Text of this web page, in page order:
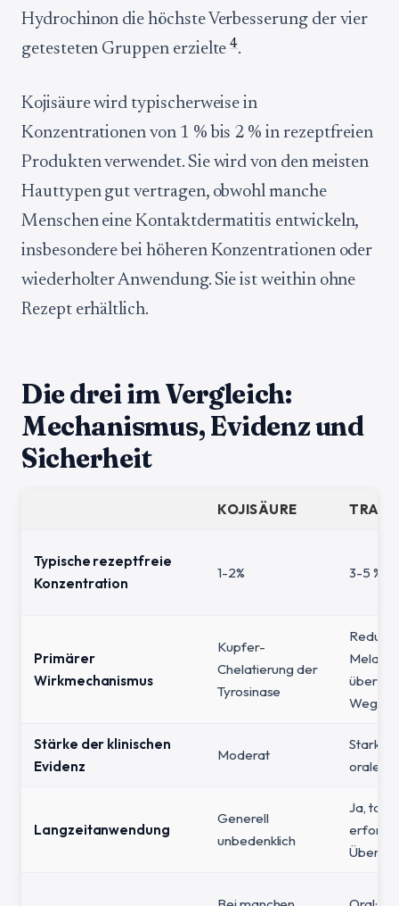
Hydrochinon die höchste Verbesserung der vier
getesteten Gruppen erzielte4.
Kojisäure wird typischerweise in
Konzentrationen von 1 % bis 2 % in rezeptfreien
Produkten verwendet. Sie wird von den meisten
Hauttypen gut vertragen, obwohl manche
Menschen eine Kontaktdermatitis entwickeln,
insbesondere bei höheren Konzentrationen oder
wiederholter Anwendung. Sie ist weithin ohne
Rezept erhältlich.
Die drei im Vergleich:
Mechanismus, Evidenz und
Sicherheit
KOJISÄURE
Typische rezeptfreie
Konzentration
1-2% 3-5 %
Primärer
Wirkmechanismus
Kupfer-
Chelatierung der
Tyrosinase
über
Weg
Stärke der klinischen
Evidenz
Moderat
Stark
orale
Langzeitanwendung
Generell
unbedenklich
Ja,